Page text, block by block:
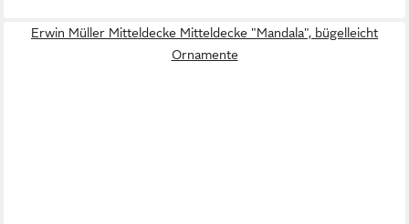
Erwin Müller Mitteldecke Mitteldecke "Mandala", bügelleicht
Ornamente